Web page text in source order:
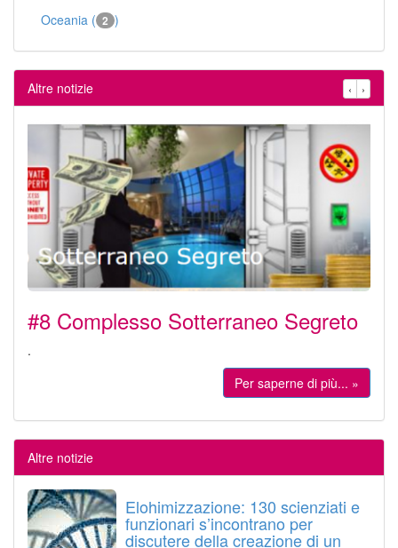
Oceania ( 2 )
Altre notizie ‹ ›
#8 Complesso Sotterraneo Segreto
.
Per saperne di più... »
Altre notizie
Elohimizzazione: 130 scienziati e
funzionari s’incontrano per
discutere della creazione di un